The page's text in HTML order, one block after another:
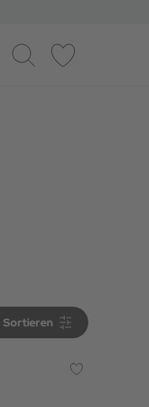
Suche Merkliste
Filtern & Sortieren
Sortieren